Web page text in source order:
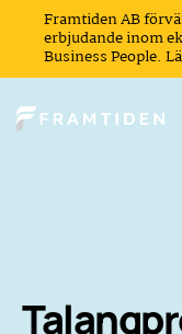
Framtiden AB
erbjudande inom
Business People.